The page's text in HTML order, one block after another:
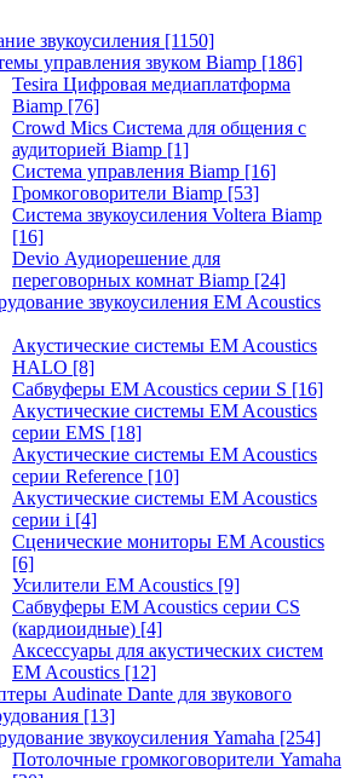
звукоусиления [1150]
управления звуком Biamp [186]
Tesira Цифровая медиаплатформа
Biamp [76]
Crowd Mics Система для общения с
аудиторией Biamp [1]
Система управления Biamp [16]
Громкоговорители Biamp [53]
Система звукоусиления Voltera Biamp
[16]
Devio Аудиорешение для
переговорных комнат Biamp [24]
звукоусиления EM Acoustics
Акустические системы EM Acoustics
HALO [8]
Сабвуферы EM Acoustics серии S [16]
Акустические системы EM Acoustics
серии EMS [18]
Акустические системы EM Acoustics
серии Reference [10]
Акустические системы EM Acoustics
серии i [4]
Сценические мониторы EM Acoustics
[6]
Усилители EM Acoustics [9]
Сабвуферы EM Acoustics серии CS
(кардиоидные) [4]
Аксессуары для акустических систем
EM Acoustics [12]
Audinate Dante для звукового
[13]
звукоусиления Yamaha [254]
Потолочные громкоговорители Yamaha